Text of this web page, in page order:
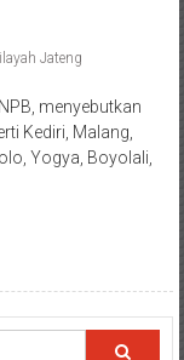
Jateng
menyebutkan
Kediri, Malang,
Yogya, Boyolali,